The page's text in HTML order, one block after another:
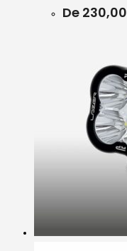
De 230,00